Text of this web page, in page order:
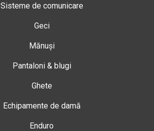
Sisteme de comunicare
Geci
Mănuși
Pantaloni & blugi
Ghete
Echipamente de damă
Enduro